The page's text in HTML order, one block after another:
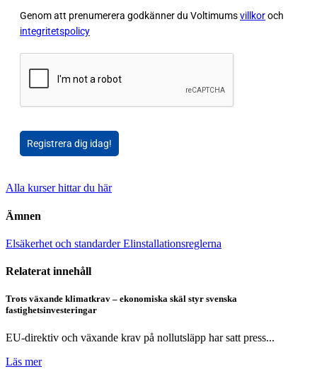
Genom att prenumerera godkänner du Voltimumsvillkoroch
integritetspolicy
Registrera dig idag!
Alla kurser hittar du här
Ämnen
Elsäkerhet och standarderElinstallationsreglerna
Relaterat innehåll
Trots växande klimatkrav – ekonomiska skäl styr svenska
fastighetsinvesteringar
EU-direktiv och växande krav på nollutsläpp har satt press...
Läs mer